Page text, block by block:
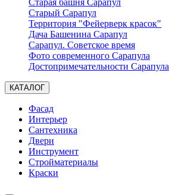
Старая башня Сарапул
Старый Сарапул
Территория "Фейерверк красок"
Дача Башенина Сарапул
Сарапул. Советское время
Фото современного Сарапула
Достопримечательности Сарапула
КАТАЛОГ
Фасад
Интерьер
Сантехника
Двери
Инструмент
Стройматериалы
Краски